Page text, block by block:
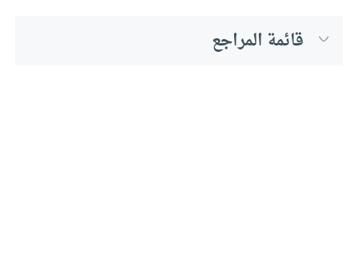
قائمة المراجع